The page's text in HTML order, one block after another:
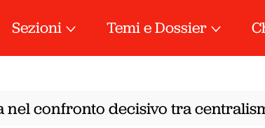
Sezioni Temi e Dossier
confronto decisivo tra